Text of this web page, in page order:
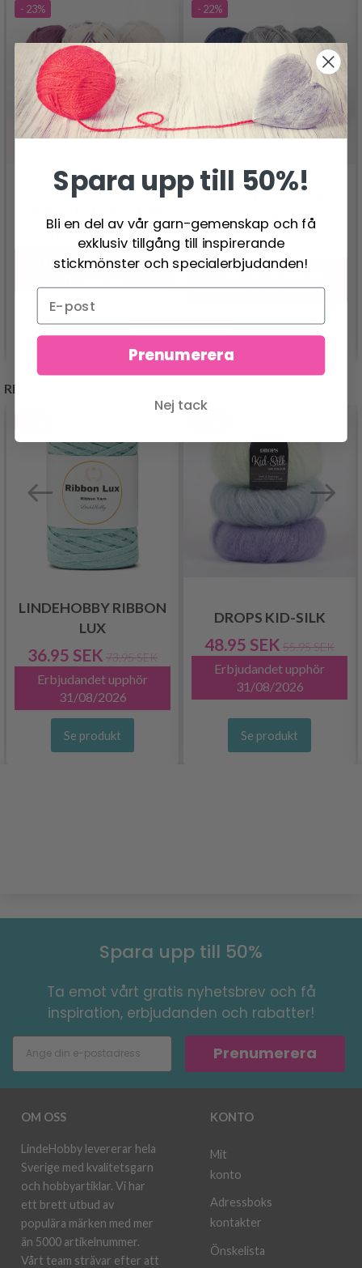
- 23%
22.95 SEK 29.95 SEK
Erbjudandet upphör
Se produkt
- 22%
PRINT
24.95 SEK31.95 SEK
Erbjudandet upphör
31/08/2026
Se produkt
REKOMMENDERAS FÖR DIG
LINDEHOBBY RIBBON
LUX
36.95 SEK 73.95 SEK
Erbjudandet upphör
31/08/2026
Se produkt
DROPS KID-SILK
48.95 SEK 55.95 SEK
Erbjudandet upphör
31/08/2026
Se produkt
Spara upp till 50%
Ta emot vårt gratis nyhetsbrev och få
inspiration, erbjudanden och rabatter!
Prenumerera
OM OSS
LindeHobby levererar hela
Sverige med kvalitetsgarn
och hobbyartiklar. Vi har
ett brett utbud av
populära märken med mer
än 5000 artikelnummer.
Vårt team strävar efter att
KONTO
Mit
konto
Adressboks
kontakter
Önskelista
Spara upp till 50%!
Bli en del av vår garn-gemenskap och få
exklusiv tillgång till inspirerande
stickmönster och specialerbjudanden!
Prenumerera
Nej tack